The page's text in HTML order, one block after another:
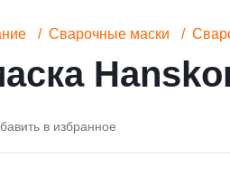
Сварочные маски
в избранное